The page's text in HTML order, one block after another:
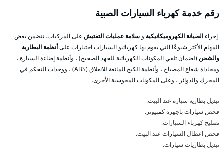
رقم خدمة كهرباء السيارات الصبية
إجراء الصيانة الكهروميكانيكية و سلامة عمليات التفتيش على المركبات. تتضمن بعض
المهام الأكثر شيوعًا التي يقوم بها كهربائيو السيارات اختبارات علىأنظمة البطارية
والشحن (لضمان تلقي المكونات الكهربائية للجهد الصحيح) ، وأنظمة إضاءة السيارة ،
ومحاذاة شعاع المصباح ، وأنظمة الكبح المانعة للانغلاق (ABS) ، ووحدات التحكم في
المحرك والدوائر ، وعلى المكونات المحوسبة الأخرى.
تبديل بطارية سيارة عند البيت.
فحص سيارات باجهزة كمبيوتر.
تصليح كهرباء السيارات.
فحص اعطال السيارات عند البيت.
تبديل بطاريات سيارات.